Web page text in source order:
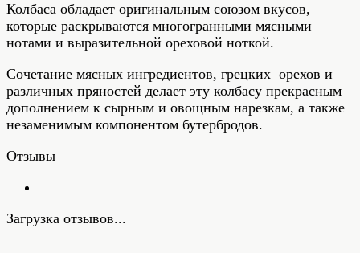
Колбаса обладает оригинальным союзом вкусов,
которые раскрываются многогранными мясными
нотами и выразительной ореховой ноткой.
Сочетание мясных ингредиентов, грецких орехов и
различных пряностей делает эту колбасу прекрасным
дополнением к сырным и овощным нарезкам, а также
незаменимым компонентом бутербродов.
Отзывы
Загрузка отзывов...